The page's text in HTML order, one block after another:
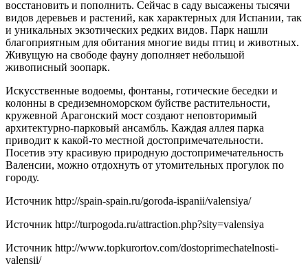
восстановить и пополнить. Сейчас в саду высажены тысячи
видов деревьев и растений, как характерных для Испании, так
и уникальных экзотических редких видов. Парк нашли
благоприятным для обитания многие виды птиц и животных.
Живущую на свободе фауну дополняет небольшой
живописный зоопарк.
Искусственные водоемы, фонтаны, готические беседки и
колонны в средиземноморском буйстве растительности,
кружевной Арагонский мост создают неповторимый
архитектурно-парковый ансамбль. Каждая аллея парка
приводит к какой-то местной достопримечательности.
Посетив эту красивую природную достопримечательность
Валенсии, можно отдохнуть от утомительных прогулок по
городу.
Источник http://spain-spain.ru/goroda-ispanii/valensiya/
Источник http://turpogoda.ru/attraction.php?sity=valensiya
Источник http://www.topkurortov.com/dostoprimechatelnosti-
valensii/